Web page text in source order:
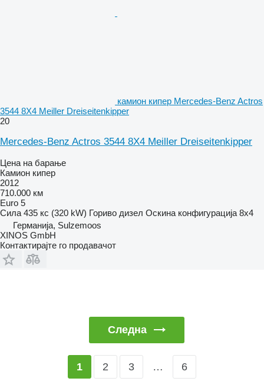
камион кипер Mercedes-Benz Actros
3544 8X4 Meiller Dreiseitenkipper
20
Mercedes-Benz Actros 3544 8X4 Meiller Dreiseitenkipper
Цена на барање
Камион кипер
2012
710.000 км
Euro 5
Сила 435 кс (320 kW) Гориво дизел Оскина конфигурација 8x4
Германија, Sulzemoos
XINOS GmbH
Контактирајте го продавачот
Следна
1 2 3 … 6